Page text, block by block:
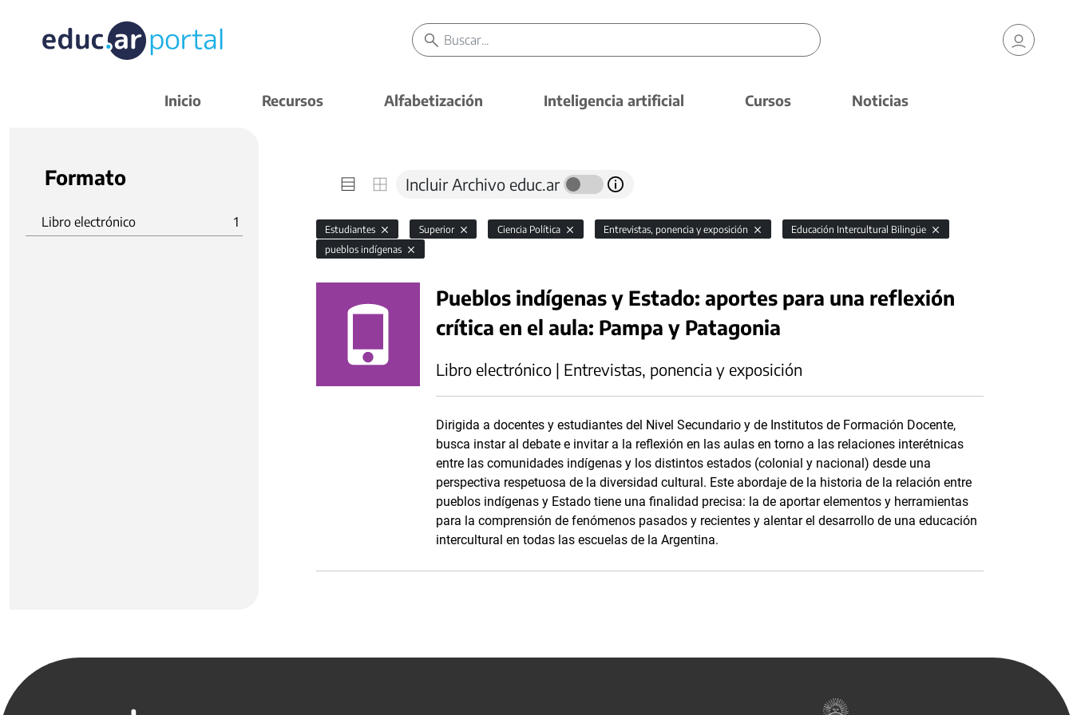
Inicio Recursos Alfabetización Inteligencia artificial Cursos Noticias
Formato
Libro electrónico 1
Incluir Archivo educ.ar
Estudiantes Superior Ciencia Política Entrevistas, ponencia y exposición
Educación Intercultural Bilingüe
pueblos indígenas
Pueblos indígenas y Estado: aportes para una reflexión
crítica en el aula: Pampa y Patagonia
Libro electrónico | Entrevistas, ponencia y exposición
Dirigida a docentes y estudiantes del Nivel Secundario y de Institutos de Formación Docente,
busca instar al debate e invitar a la reflexión en las aulas en torno a las relaciones interétnicas
entre las comunidades indígenas y los distintos estados (colonial y nacional) desde una
perspectiva respetuosa de la diversidad cultural. Este abordaje de la historia de la relación entre
pueblos indígenas y Estado tiene una finalidad precisa: la de aportar elementos y herramientas
para la comprensión de fenómenos pasados y recientes y alentar el desarrollo de una educación
intercultural en todas las escuelas de la Argentina.